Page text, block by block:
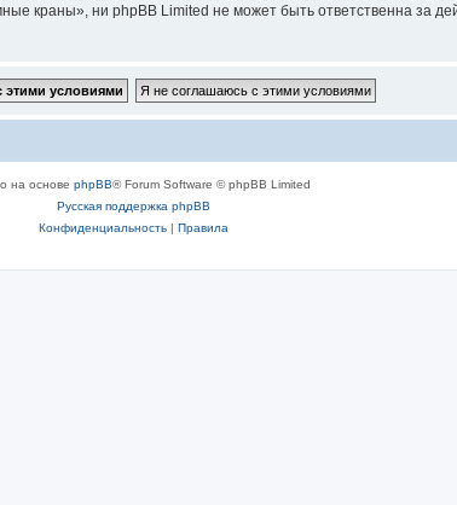
краны», ни phpBB Limited не может быть ответственна за
на основе phpBB® Forum Software © phpBB Limited
Русская поддержка phpBB
Конфиденциальность| Правила